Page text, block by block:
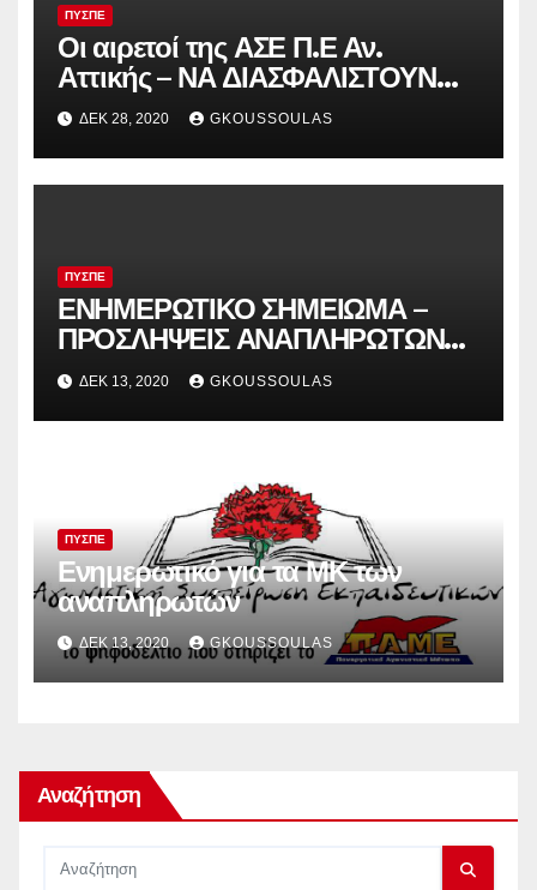
ΠΥΣΠΕ
Οι αιρετοί της ΑΣΕ Π.Ε Αν.
Αττικής – ΝΑ ΔΙΑΣΦΑΛΙΣΤΟΥΝ
ΕΔΩ ΚΑΙ ΤΩΡΑ ΤΑ ΕΡΓΑΣΙΑΚΑ
ΔΙΚΑΙΩΜΑΤΑ ΤΩΝ ΝΗΠΙΑΓΩΓΩΝ
ΣΤΑ 4ΘΕΣΙΑ ΣΧΟΛΕΙΑ
ΔΕΚ 28, 2020 GKOUSSOULAS
ΠΥΣΠΕ
ΕΝΗΜΕΡΩΤΙΚΟ ΣΗΜΕΙΩΜΑ –
ΠΡΟΣΛΗΨΕΙΣ ΑΝΑΠΛΗΡΩΤΩΝ
ΣΕ ΕΠΙΠΕΔΟ ΔΙΕΥΘΥΝΣΕΩΝ!!! –
ΚΥΒΕΡΝΗΤΙΚΗ ΕΚΤΡΟΠΗ ΓΙΑ
ΔΟΤΟΥΣ ΑΙΡΕΤΟΥΣ
ΔΕΚ 13, 2020 GKOUSSOULAS
ΠΥΣΠΕ
Ενημερωτικό για τα ΜΚ των
αναπληρωτών
ΔΕΚ 13, 2020 GKOUSSOULAS
Αναζήτηση